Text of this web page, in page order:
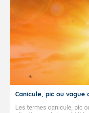
Canicule, pic ou
Les termes canicule, pic